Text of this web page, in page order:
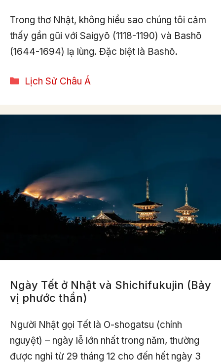
Trong thơ Nhật, không hiểu sao chúng tôi cảm
thấy gần gũi với Saigyō (1118-1190) và Bashō
(1644-1694) lạ lùng. Đặc biệt là Bashō.
Categories
Lịch Sử Châu Á
Ngày Tết ở Nhật và Shichifukujin (Bảy
vị phước thần)
Người Nhật gọi Tết là O-shogatsu (chính
nguyệt) – ngày lễ lớn nhất trong năm, thường
được nghỉ từ 29 tháng 12 cho đến hết ngày 3